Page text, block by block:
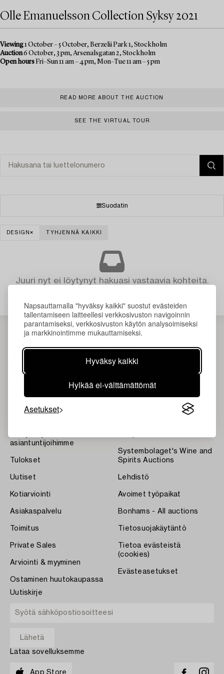
Napsauttamalla "hyväksy kaikki" suostut evästeiden
tallentamiseen laitteellesi verkkosivuston navigoinnin
parantamiseksi, verkkosivuston käytön analysoimiseksi
ja markkinointimme mukauttamiseksi.
Hyväksy kaikki
Hylkää ei-välttämättömät
Asetukset
Olle Emanuelsson Collection Syksy 2021
Viewing1 October – 5 October, Berzelii Park 1, Stockholm
Auction6 October, 3 pm, Arsenalsgatan 2, Stockholm
Open hoursFri–Sun 11 am – 4 pm, Mon–Tue 11 am – 5 pm
READ MORE ABOUT THE AUCTION
SEE THE VIRTUAL TOUR
Suodatin
DESIGN TYHJENNÄ KAIKKI
Juuri nyt ei löytynyt hakuasi vastaavia kohteita.
asiantuntijoihimme
Tulokset
Uutiset
Kotiarviointi
Asiakaspalvelu
Toimitus
Private Sales
Arviointi & myyminen
Ostaminen huutokaupassa
Systembolaget's Wine and
Spirits Auctions
Lehdistö
Avoimet työpaikat
Bonhams - All auctions
Tietosuojakäytäntö
Tietoa evästeistä
(cookies)
Evästeasetukset
Uutiskirje
Lataa sovelluksemme